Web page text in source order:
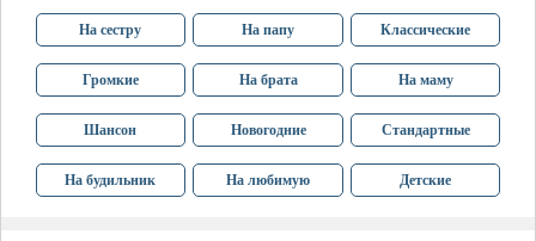
На сестру На папу Классические
Громкие На брата На маму
Шансон Новогодние Стандартные
На будильник На любимую Детские